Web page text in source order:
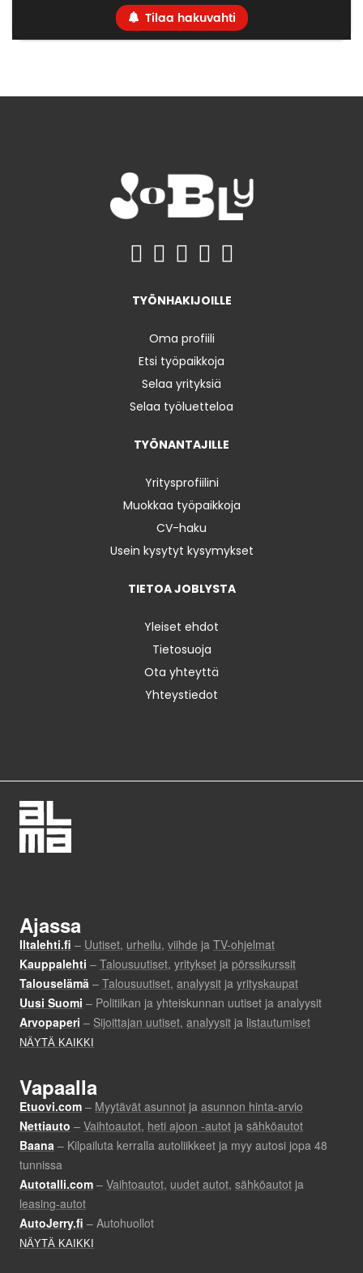
Tilaa hakuvahti
TYÖNHAKIJOILLE
Oma profiili
Etsi työpaikkoja
Selaa yrityksiä
Selaa työluetteloa
TYÖNANTAJILLE
Yritysprofiilini
Muokkaa työpaikkoja
CV-haku
Usein kysytyt kysymykset
TIETOA JOBLYSTA
Yleiset ehdot
Tietosuoja
Ota yhteyttä
Yhteystiedot